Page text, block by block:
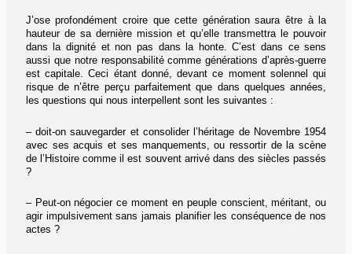
J’ose profondément croire que cette génération saura être à la
hauteur de sa dernière mission et qu’elle transmettra le pouvoir
dans la dignité et non pas dans la honte. C’est dans ce sens
aussi que notre responsabilité comme générations d’après-guerre
est capitale. Ceci étant donné, devant ce moment solennel qui
risque de n’être perçu parfaitement que dans quelques années,
les questions qui nous interpellent sont les suivantes :
– doit-on sauvegarder et consolider l’héritage de Novembre 1954
avec ses acquis et ses manquements, ou ressortir de la scène
de l’Histoire comme il est souvent arrivé dans des siècles passés
?
– Peut-on négocier ce moment en peuple conscient, méritant, ou
agir impulsivement sans jamais planifier les conséquence de nos
actes ?